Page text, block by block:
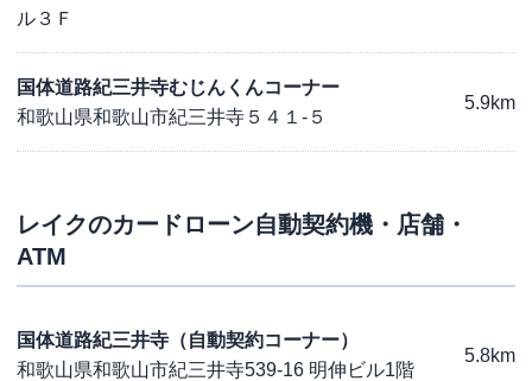
ル３Ｆ
国体道路紀三井寺むじんくんコーナー
和歌山県和歌山市紀三井寺５４１-５
5.9km
レイクのカードローン自動契約機・店舗・
ATM
国体道路紀三井寺（自動契約コーナー）
和歌山県和歌山市紀三井寺539-16 明伸ビル1階
5.8km